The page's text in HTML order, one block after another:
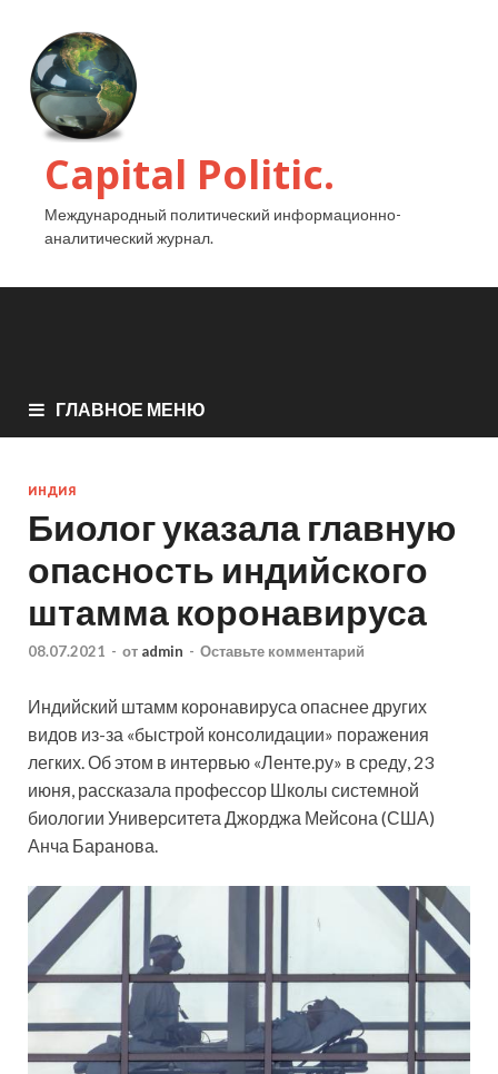
Capital Politic.
Международный политический информационно-
аналитический журнал.
ГЛАВНОЕ МЕНЮ
ИНДИЯ
Биолог указала главную
опасность индийского
штамма коронавируса
08.07.2021 - от admin - Оставьте комментарий
Индийский штамм коронавируса опаснее других
видов из-за «быстрой консолидации» поражения
легких. Об этом в интервью «Ленте.ру» в среду, 23
июня, рассказала профессор Школы системной
биологии Университета Джорджа Мейсона (США)
Анча Баранова.